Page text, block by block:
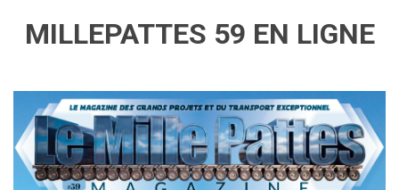
MILLEPATTES 59 EN LIGNE